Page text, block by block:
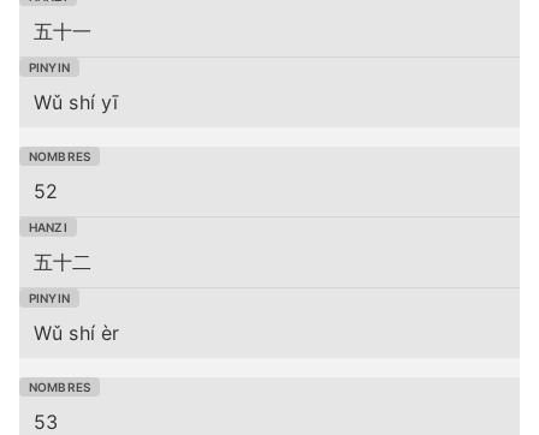
五十一
Wǔ shí yī
52
五十二
Wǔ shí èr
53